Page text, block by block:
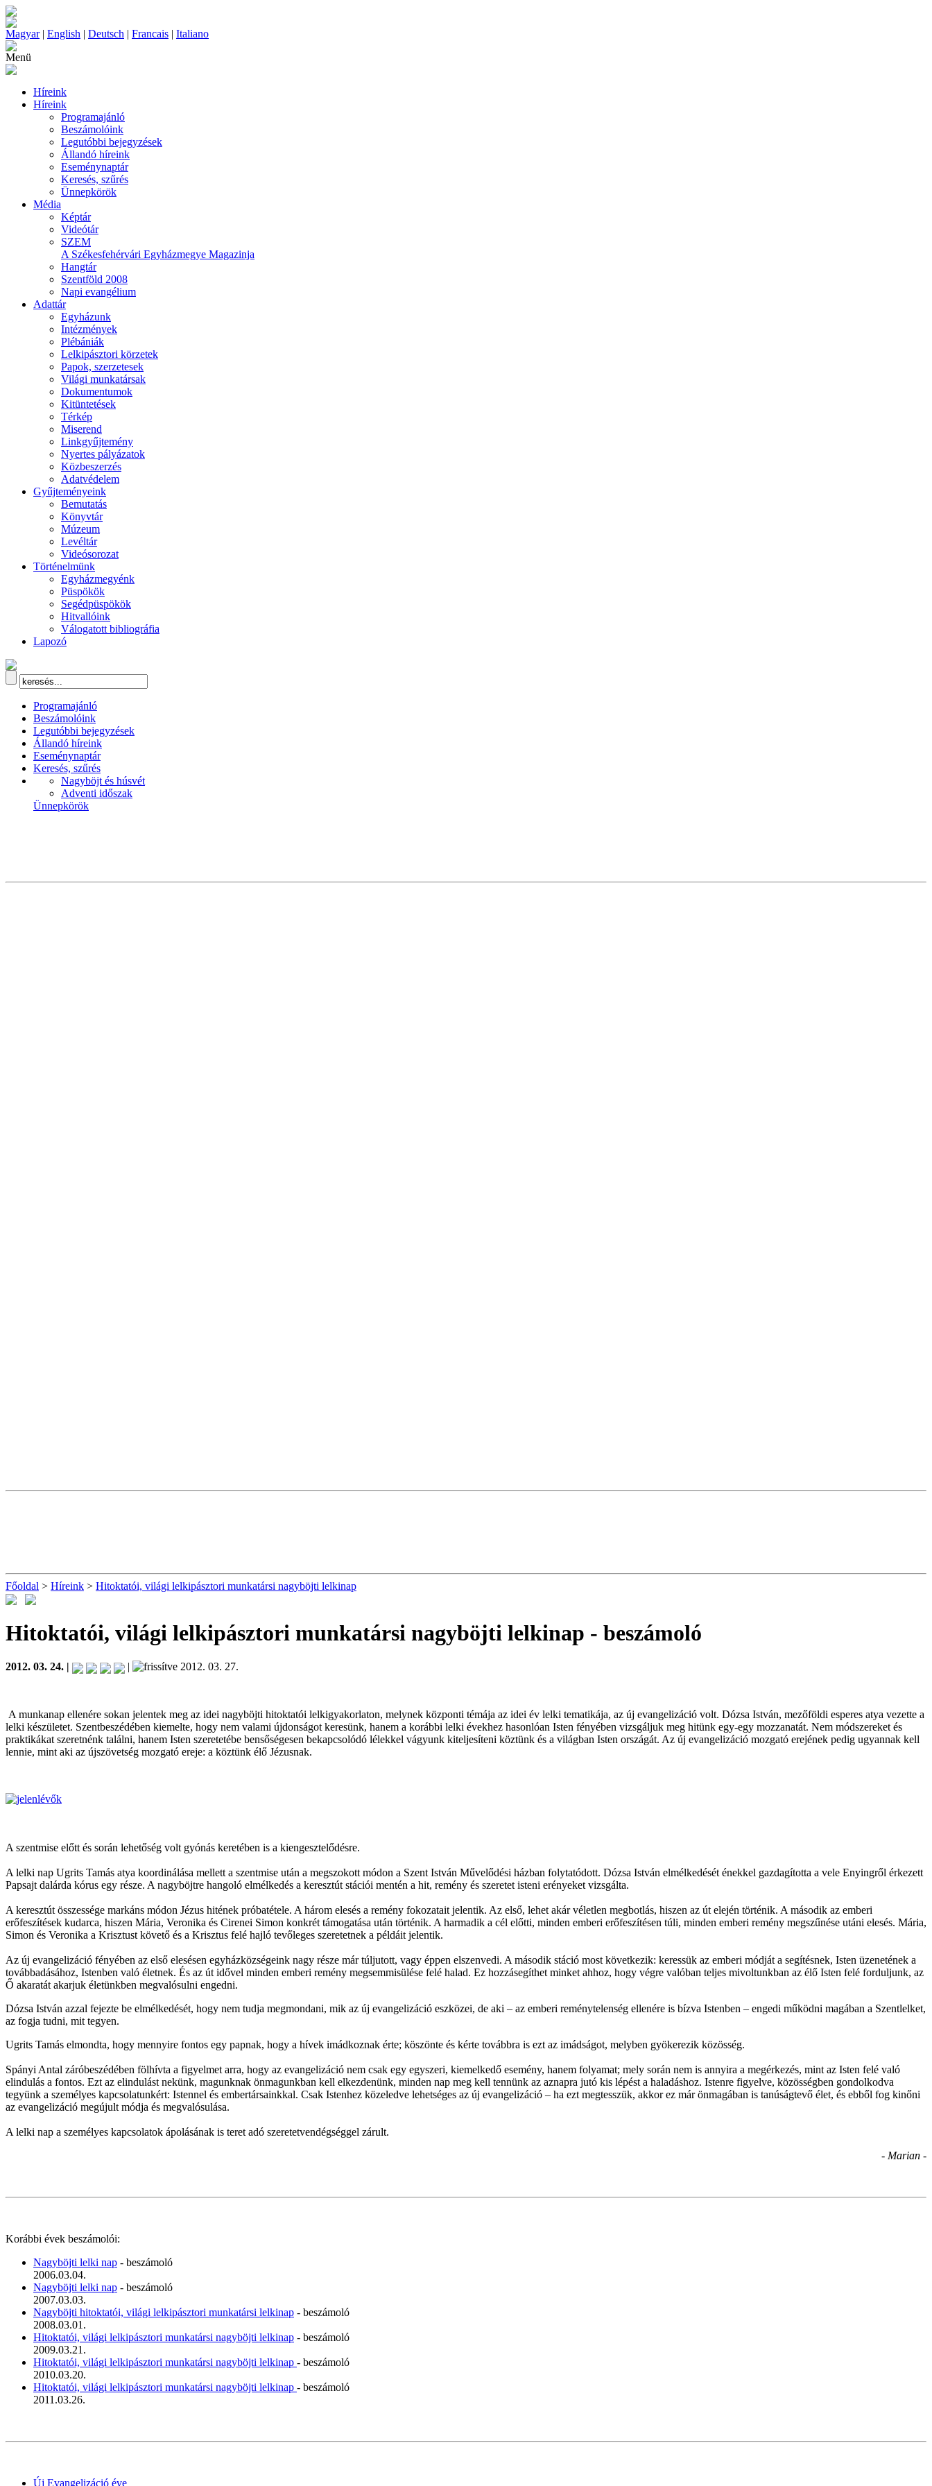
Magyar| English | Deutsch | Francais | Italiano
Menü
Híreink
Híreink
Programajánló
Beszámolóink
Legutóbbi bejegyzések
Állandó híreink
Eseménynaptár
Keresés, szűrés
Ünnepkörök
Média
Képtár
Videótár
SZEM
A Székesfehérvári Egyházmegye Magazinja
Hangtár
Szentföld 2008
Napi evangélium
Adattár
Egyházunk
Intézmények
Plébániák
Lelkipásztori körzetek
Papok, szerzetesek
Világi munkatársak
Dokumentumok
Kitüntetések
Térkép
Miserend
Linkgyűjtemény
Nyertes pályázatok
Közbeszerzés
Adatvédelem
Gyűjteményeink
Bemutatás
Könyvtár
Múzeum
Levéltár
Videósorozat
Történelmünk
Egyházmegyénk
Püspökök
Segédpüspökök
Hitvallóink
Válogatott bibliográfia
Lapozó
Programajánló
Beszámolóink
Legutóbbi bejegyzések
Állandó híreink
Eseménynaptár
Keresés, szűrés
Nagyböjt és húsvét
Adventi időszak
Ünnepkörök
Főoldal > Híreink > Hitoktatói, világi lelkipásztori munkatársi nagyböjti lelkinap
Hitoktatói, világi lelkipásztori munkatársi nagyböjti lelkinap - beszámoló
2012. 03. 24. | | 2012. 03. 27.
A munkanap ellenére sokan jelentek meg az idei nagyböjti hitoktatói lelkigyakorlaton, melynek központi témája az idei év lelki tematikája, az új evangelizáció volt. Dózsa István, mezőföldi esperes atya vezette a
lelki készületet. Szentbeszédében kiemelte, hogy nem valami újdonságot keresünk, hanem a korábbi lelki évekhez hasonlóan Isten fényében vizsgáljuk meg hitünk egy-egy mozzanatát. Nem módszereket és
praktikákat szeretnénk találni, hanem Isten szeretetébe bensőségesen bekapcsolódó lélekkel vágyunk kiteljesíteni köztünk és a világban Isten országát. Az új evangelizáció mozgató erejének pedig ugyannak kell
lennie, mint aki az újszövetség mozgató ereje: a köztünk élő Jézusnak.
A szentmise előtt és során lehetőség volt gyónás keretében is a kiengesztelődésre.
A lelki nap Ugrits Tamás atya koordinálása mellett a szentmise után a megszokott módon a Szent István Művelődési házban folytatódott. Dózsa István elmélkedését énekkel gazdagította a vele Enyingről érkezett
Papsajt dalárda kórus egy része. A nagyböjtre hangoló elmélkedés a keresztút stációi mentén a hit, remény és szeretet isteni erényeket vizsgálta.
A keresztút összessége markáns módon Jézus hitének próbatétele. A három elesés a remény fokozatait jelentik. Az első, lehet akár véletlen megbotlás, hiszen az út elején történik. A második az emberi
erőfeszítések kudarca, hiszen Mária, Veronika és Cirenei Simon konkrét támogatása után történik. A harmadik a cél előtti, minden emberi erőfeszítésen túli, minden emberi remény megszűnése utáni elesés. Mária,
Simon és Veronika a Krisztust követő és a Krisztus felé hajló tevőleges szeretetnek a példáit jelentik.
Az új evangelizáció fényében az első elesésen egyházközségeink nagy része már túljutott, vagy éppen elszenvedi. A második stáció most következik: keressük az emberi módját a segítésnek, Isten üzenetének a
továbbadásához, Istenben való életnek. És az út idővel minden emberi remény megsemmisülése felé halad. Ez hozzásegíthet minket ahhoz, hogy végre valóban teljes mivoltunkban az élő Isten felé forduljunk, az
Ő akaratát akarjuk életünkben megvalósulni engedni.
Dózsa István azzal fejezte be elmélkedését, hogy nem tudja megmondani, mik az új evangelizáció eszközei, de aki – az emberi reménytelenség ellenére is bízva Istenben – engedi működni magában a Szentlelket,
az fogja tudni, mit tegyen.
Ugrits Tamás elmondta, hogy mennyire fontos egy papnak, hogy a hívek imádkoznak érte; köszönte és kérte továbbra is ezt az imádságot, melyben gyökerezik közösség.
Spányi Antal záróbeszédében fölhívta a figyelmet arra, hogy az evangelizáció nem csak egy egyszeri, kiemelkedő esemény, hanem folyamat; mely során nem is annyira a megérkezés, mint az Isten felé való
elindulás a fontos. Ezt az elindulást nekünk, magunknak önmagunkban kell elkezdenünk, minden nap meg kell tennünk az aznapra jutó kis lépést a haladáshoz. Istenre figyelve, közösségben gondolkodva
tegyünk a személyes kapcsolatunkért: Istennel és embertársainkkal. Csak Istenhez közeledve lehetséges az új evangelizáció – ha ezt megtesszük, akkor ez már önmagában is tanúságtevő élet, és ebből fog kinőni
az evangelizáció megújult módja és megvalósulása.
A lelki nap a személyes kapcsolatok ápolásának is teret adó szeretetvendégséggel zárult.
- Marian -
Korábbi évek beszámolói:
Nagyböjti lelki nap - beszámoló
2006.03.04.
Nagyböjti lelki nap - beszámoló
2007.03.03.
Nagyböjti hitoktatói, világi lelkipásztori munkatársi lelkinap - beszámoló
2008.03.01.
Hitoktatói, világi lelkipásztori munkatársi nagyböjti lelkinap - beszámoló
2009.03.21.
Hitoktatói, világi lelkipásztori munkatársi nagyböjti lelkinap - beszámoló
2010.03.20.
Hitoktatói, világi lelkipásztori munkatársi nagyböjti lelkinap - beszámoló
2011.03.26.
Új Evangelizáció éve